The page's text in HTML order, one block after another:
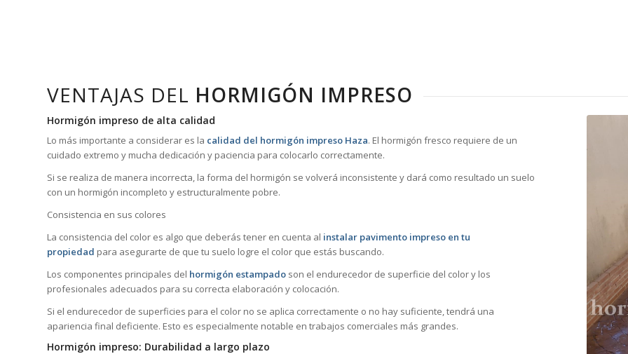
VENTAJAS DEL HORMIGÓN IMPRESO
Hormigón impreso de alta calidad
Lo más importante a considerar es la calidad del hormigón impreso Haza. El hormigón fresco requiere de un
cuidado extremo y mucha dedicación y paciencia para colocarlo correctamente.
Si se realiza de manera incorrecta, la forma del hormigón se volverá inconsistente y dará como resultado un suelo
con un hormigón incompleto y estructuralmente pobre.
Consistencia en sus colores
La consistencia del color es algo que deberás tener en cuenta al instalar pavimento impreso en tu
propiedad para asegurarte de que tu suelo logre el color que estás buscando.
Los componentes principales del hormigón estampado son el endurecedor de superficie del color y los
profesionales adecuados para su correcta elaboración y colocación.
Si el endurecedor de superficies para el color no se aplica correctamente o no hay suficiente, tendrá una
apariencia final deficiente. Esto es especialmente notable en trabajos comerciales más grandes.
Hormigón impreso: Durabilidad a largo plazo